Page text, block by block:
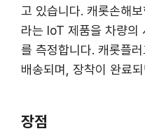
고 있습니다. 캐롯손해
라는 IoT 제품을 차량의
를 측정합니다. 캐롯플
배송되며, 장착이 완료
장점